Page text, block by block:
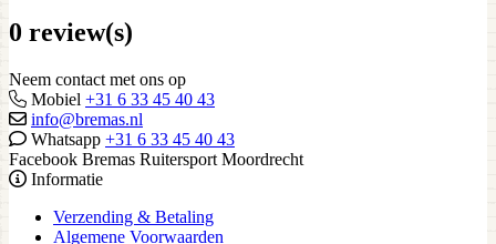
0 review(s)
Neem contact met ons op
Mobiel +31 6 33 45 40 43
info@bremas.nl
Whatsapp +31 6 33 45 40 43
Facebook Bremas Ruitersport Moordrecht
Informatie
Verzending & Betaling
Algemene Voorwaarden